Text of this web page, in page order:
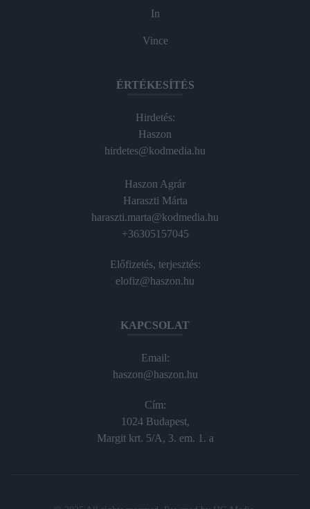
In
Vince
ÉRTÉKESÍTÉS
Hirdetés:
Haszon
hirdetes@kodmedia.hu
Haszon Agrár
Haraszti Márta
haraszti.marta@kodmedia.hu
+36305157045
Előfizetés, terjesztés:
elofiz@haszon.hu
KAPCSOLAT
Email:
haszon@haszon.hu
Cím:
1024 Budapest,
Margit krt. 5/A, 3. em. 1. a